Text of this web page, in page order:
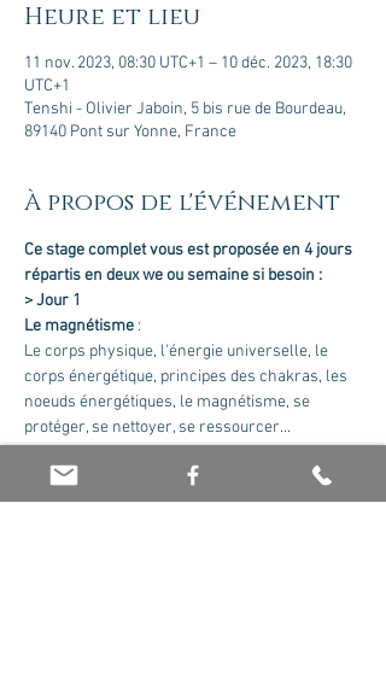
Heure et lieu
11 nov. 2023, 08:30 UTC+1 – 10 déc. 2023, 18:30
UTC+1
Tenshi - Olivier Jaboin, 5 bis rue de Bourdeau,
89140 Pont sur Yonne, France
À propos de l'événement
Ce stage complet vous est proposée en 4 jours
répartis en deux we ou semaine si besoin :
> Jour 1
Le magnétisme :
Le corps physique, l'énergie universelle, le
corps énergétique, principes des chakras, les
noeuds énergétiques, le magnétisme, se
protéger, se nettoyer, se ressourcer...
d'harmonisation sur soi.
> Jour 2